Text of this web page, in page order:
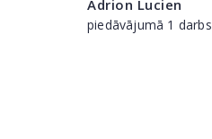
Adrion Lucien
piedāvājumā 1 darbs